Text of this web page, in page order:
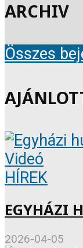
ARCHIV
Összes
Videó
HÍREK
EGYHÁZI
2026-04-05